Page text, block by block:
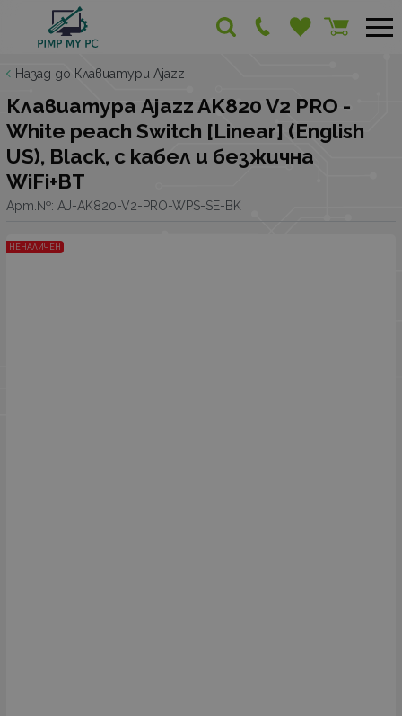
Назад до Клавиатури Ajazz
Клавиатура Ajazz AK820 V2 PRO -
White peach Switch [Linear] (English
US), Black, с кабел и безжична
WiFi+BT
Арт.№: AJ-AK820-V2-PRO-WPS-SE-BK
НЕНАЛИЧЕН